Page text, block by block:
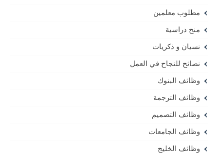
مطلوب معلمين
منح دراسية
نسيان و ذكريات
نصائح للنجاح في العمل
وظائف البنوك
وظائف الترجمة
وظائف التصميم
وظائف الجامعات
وظائف الخليج